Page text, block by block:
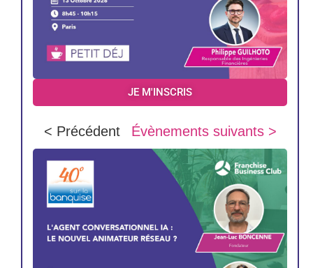
JE M'INSCRIS
< Précédent Évènements suivants >